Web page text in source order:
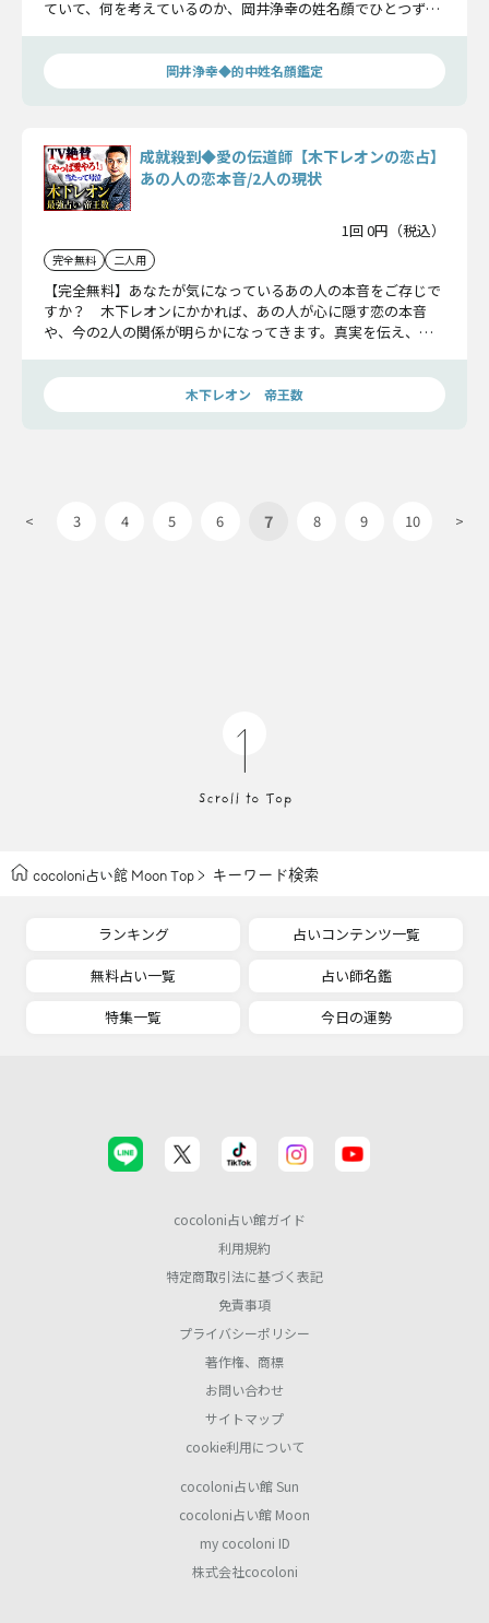
ていて、何を考えているのか、岡井浄幸の姓名顔でひとつずつ
すね。
岡井浄幸◆的中姓名顔鑑定
成就殺到◆愛の伝道師【木下レオンの恋占】
あの人の恋本音/2人の現状
1回 0円（税込）
完全無料 二人用
【完全無料】あなたが気になっているあの人の本音をご存じで
すか？ 木下レオンにかかれば、あの人が心に隠す恋の本音
や、今の2人の関係が明らかになってきます。真実を伝え、あ
木下レオン 帝王数
< 3 4 5 6 7 8 9 10 >
cocoloni占い館 Moon Top キーワード検索
ランキング
占いコンテンツ一覧
無料占い一覧
占い師名鑑
特集一覧
今日の運勢
cocoloni占い館ガイド
利用規約
特定商取引法に基づく表記
免責事項
プライバシーポリシー
著作権、商標
お問い合わせ
サイトマップ
cookie利用について
cocoloni占い館 Sun
cocoloni占い館 Moon
my cocoloni ID
株式会社cocoloni